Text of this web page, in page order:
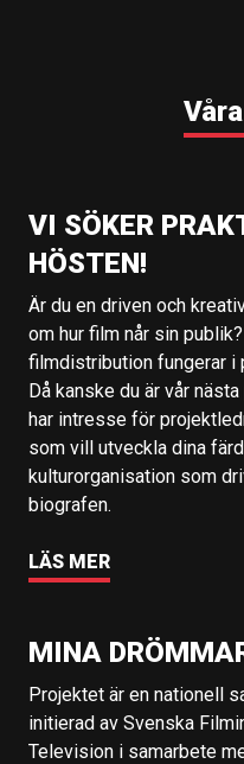
VI SÖKER
HÖSTEN!
Är du en driven och
om hur film når sin
filmdistribution fungerar i
Då kanske du är vår
har intresse för
som vill utveckla dina
kulturorganisation som
biografen.
LÄS MER
MINA
Projektet är en nationell
initierad av Svenska
Television i samarbete